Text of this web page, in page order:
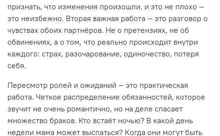
признать, что изменения произошли, и это не плохо —
это неизбежно. Вторая важная работа — это разговор о
чувствах обоих партнёров. Не о претензиях, не об
обвинениях, а о том, что реально происходит внутри
каждого: страх, разочарование, одиночество, потеря
себя.
Пересмотр ролей и ожиданий — это практическая
работа. Четкое распределение обязанностей, которое
звучит не очень романтично, но на деле спасает
множество браков. Кто встаёт ночью? В какой день
недели мама может выспаться? Когда они могут быть